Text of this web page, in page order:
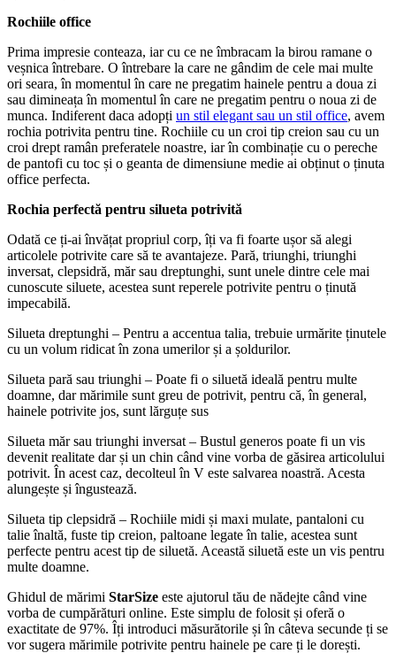
Rochiile office
Prima impresie conteaza, iar cu ce ne îmbracam la birou ramane o
veșnica întrebare. O întrebare la care ne gândim de cele mai multe
ori seara, în momentul în care ne pregatim hainele pentru a doua zi
sau dimineața în momentul în care ne pregatim pentru o noua zi de
munca. Indiferent daca adopți un stil elegant sau un stil office, avem
rochia potrivita pentru tine. Rochiile cu un croi tip creion sau cu un
croi drept ramân preferatele noastre, iar în combinație cu o pereche
de pantofi cu toc și o geanta de dimensiune medie ai obținut o ținuta
office perfecta.
Rochia perfectă pentru silueta potrivită
Odată ce ți-ai învățat propriul corp, îți va fi foarte ușor să alegi
articolele potrivite care să te avantajeze. Pară, triunghi, triunghi
inversat, clepsidră, măr sau dreptunghi, sunt unele dintre cele mai
cunoscute siluete, acestea sunt reperele potrivite pentru o ținută
impecabilă.
Silueta dreptunghi – Pentru a accentua talia, trebuie urmărite ținutele
cu un volum ridicat în zona umerilor și a șoldurilor.
Silueta pară sau triunghi – Poate fi o siluetă ideală pentru multe
doamne, dar mărimile sunt greu de potrivit, pentru că, în general,
hainele potrivite jos, sunt lărguțe sus
Silueta măr sau triunghi inversat – Bustul generos poate fi un vis
devenit realitate dar și un chin când vine vorba de găsirea articolului
potrivit. În acest caz, decolteul în V este salvarea noastră. Acesta
alungește și îngustează.
Silueta tip clepsidră – Rochiile midi și maxi mulate, pantaloni cu
talie înaltă, fuste tip creion, paltoane legate în talie, acestea sunt
perfecte pentru acest tip de siluetă. Această siluetă este un vis pentru
multe doamne.
Ghidul de mărimi StarSize este ajutorul tău de nădejte când vine
vorba de cumpărături online. Este simplu de folosit și oferă o
exactitate de 97%. Îți introduci măsurătorile și în câteva secunde ți se
vor sugera mărimile potrivite pentru hainele pe care ți le dorești.